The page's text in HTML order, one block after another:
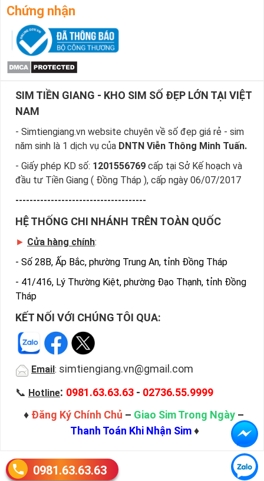
Chứng nhận
SIM TIỀN GIANG - KHO SIM SỐ ĐẸP LỚN TẠI VIỆT
NAM
- Simtiengiang.vn website chuyên về số đẹp giá rẻ - sim
năm sinh là 1 dịch vụ của DNTN Viễn Thông Minh Tuấn.
- Giấy phép KD số: 1201556769 cấp tại Sở Kế hoạch và
đầu tư Tiền Giang ( Đồng Tháp ), cấp ngày 06/07/2017
-------------------------------------
HỆ THỐNG CHI NHÁNH TRÊN TOÀN QUỐC
► Cửa hàng chính:
- Số 28B, Ấp Bắc, phường Trung An, tỉnh Đồng Tháp
- 41/416, Lý Thường Kiệt, phường Đạo Thạnh, tỉnh Đồng
Tháp
KẾT NỐI VỚI CHÚNG TÔI QUA:
Email : simtiengiang.vn@gmail.com
📞 Hotline: 0981.63.63.63 - 02736.55.9999
♦ Đăng Ký Chính Chủ – Giao Sim Trong Ngày –
Thanh Toán Khi Nhận Sim♦
0981.63.63.63